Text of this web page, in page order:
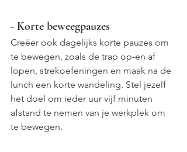
- Korte beweegpauzes
Creëer ook dagelijks korte pauzes om
te bewegen, zoals de trap op-en af
lopen, strekoefeningen en maak na de
lunch een korte wandeling. Stel jezelf
het doel om ieder uur vijf minuten
afstand te nemen van je werkplek om
te bewegen.